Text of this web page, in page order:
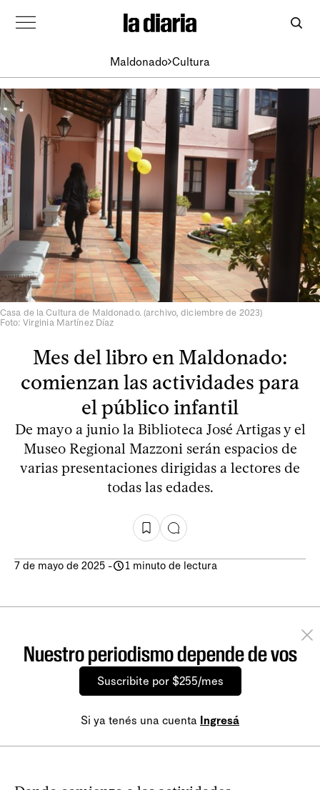
Maldonado Cultura
Casa de la Cultura de Maldonado. (archivo, diciembre de 2023)
Foto: Virginia Martínez Díaz
Mes del libro en Maldonado:
comienzan las actividades para
el público infantil
De mayo a junio la Biblioteca José Artigas y el
Museo Regional Mazzoni serán espacios de
varias presentaciones dirigidas a lectores de
todas las edades.
7 de mayo de 2025 - 1 minuto de lectura
Nuestro periodismo depende de vos
Suscribite por $255/mes
Si ya tenés una cuenta Ingresá